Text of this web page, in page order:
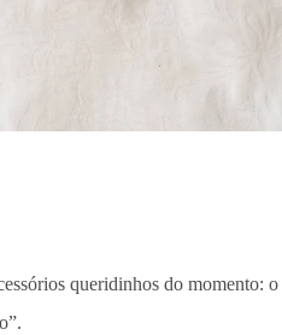
queridinhos do momento: o